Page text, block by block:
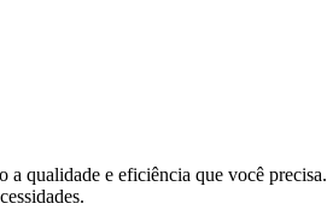
qualidade e eficiência que você precisa.